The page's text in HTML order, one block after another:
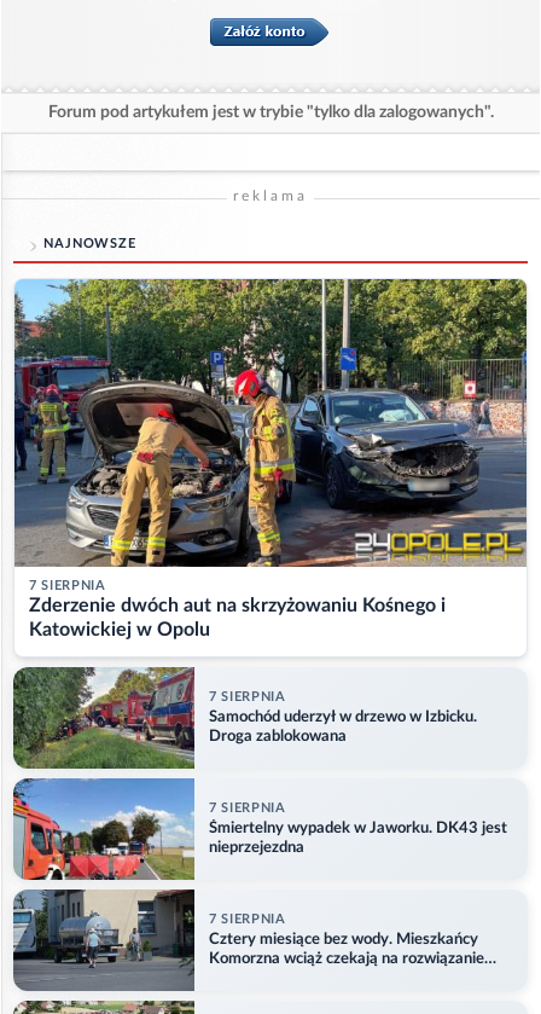
Forum pod artykułem jest w trybie "tylko dla zalogowanych".
reklama
NAJNOWSZE
7 SIERPNIA
Zderzenie dwóch aut na skrzyżowaniu Kośnego i
Katowickiej w Opolu
7 SIERPNIA
Samochód uderzył w drzewo w Izbicku.
Droga zablokowana
7 SIERPNIA
Śmiertelny wypadek w Jaworku. DK43 jest
nieprzejezdna
7 SIERPNIA
Cztery miesiące bez wody. Mieszkańcy
Komorzna wciąż czekają na rozwiązanie